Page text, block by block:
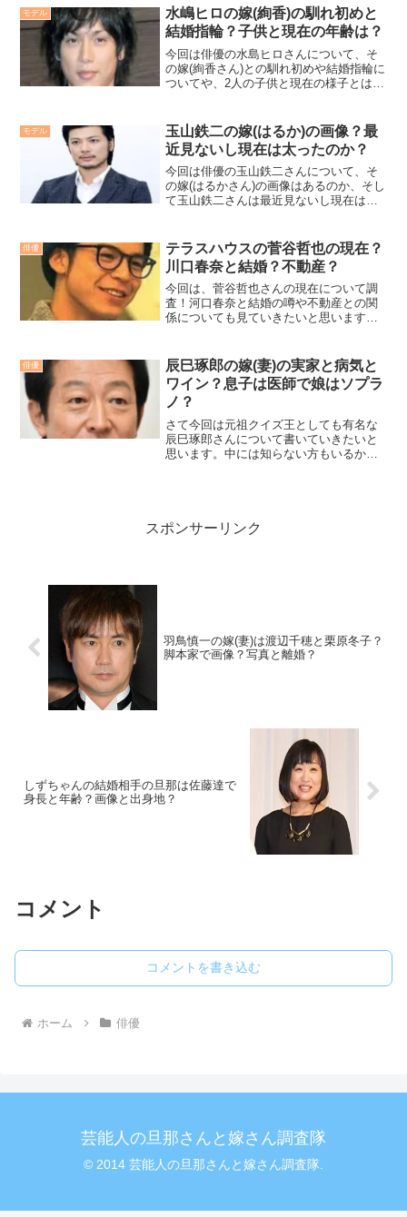
婚、離婚劇場！
モデル
水嶋ヒロの嫁(絢香)の馴れ初めと
結婚指輪？子供と現在の年齢は？
今回は俳優の水島ヒロさんについて、そ
の嫁(絢香さん)との馴れ初めや結婚指輪に
ついてや、2人の子供と現在の様子とは、
モデル
玉山鉄二の嫁(はるか)の画像？最
近見ないし現在は太ったのか？
今回は俳優の玉山鉄二さんについて、そ
の嫁(はるかさん)の画像はあるのか、そし
て玉山鉄二さんは最近見ないし現在は太
いても詳しく調べていきます！
俳優
テラスハウスの菅谷哲也の現在？
川口春奈と結婚？不動産？
今回は、菅谷哲也さんの現在について調
査！河口春奈と結婚の噂や不動産との関
係についても見ていきたいと思います。
俳優
辰巳琢郎の嫁(妻)の実家と病気と
ワイン？息子は医師で娘はソプラ
ノ？
さて今回は元祖クイズ王としても有名な
辰巳琢郎さんについて書いていきたいと
思います。中には知らない方もいるかも
スポンサーリンク
羽鳥慎一の嫁(妻)は渡辺千穂と栗原冬子？
脚本家で画像？写真と離婚？
しずちゃんの結婚相手の旦那は佐藤達で
身長と年齢？画像と出身地？
コメント
コメントを書き込む
ホーム 俳優
芸能人の旦那さんと嫁さん調査隊
© 2014 芸能人の旦那さんと嫁さん調査隊.